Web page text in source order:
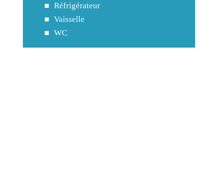
Réfrigérateur
Vaisselle
WC